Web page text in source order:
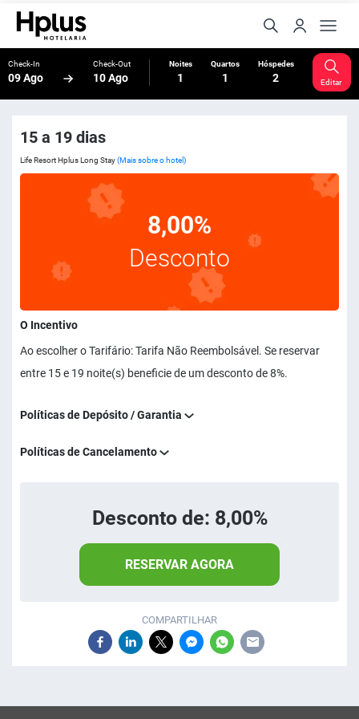
Check-In
09 Ago
Check-Out
10 Ago
Noites
1
Quartos
1
Hóspedes
2 Editar
15 a 19 dias
Life Resort Hplus Long Stay(Mais sobre o hotel)
8,00%
Desconto
O Incentivo
Ao escolher o Tarifário: Tarifa Não Reembolsável. Se reservar
entre 15 e 19 noite(s) beneficie de um desconto de 8%.
Políticas de Depósito / Garantia
Políticas de Cancelamento
Desconto de: 8,00%
RESERVAR AGORA
COMPARTILHAR